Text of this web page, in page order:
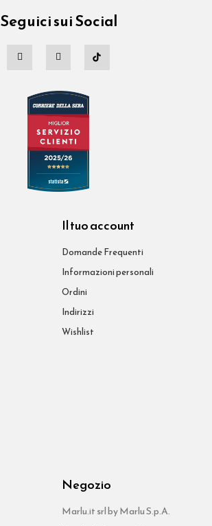
Seguici sui Social
Il tuo account
Domande Frequenti
Informazioni personali
Ordini
Indirizzi
Wishlist
Negozio
Marlu.it srl by Marlu S.p.A.